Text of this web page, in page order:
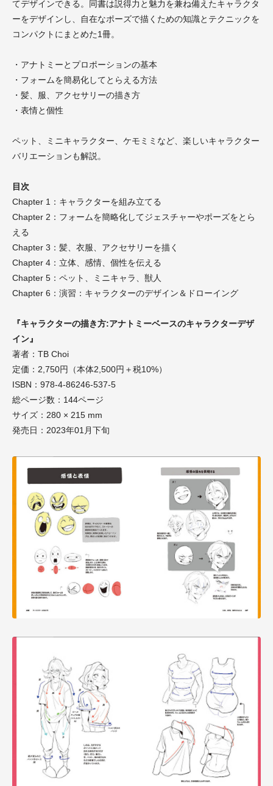
てデザインできる。同書は説得力と魅力を兼ね備えたキャラクタ
ーをデザインし、自在なポーズで描くための知識とテクニックを
コンパクトにまとめた1冊。
・アナトミーとプロポーションの基本
・フォームを簡易化してとらえる方法
・髪、服、アクセサリーの描き方
・表情と個性
ペット、ミニキャラクター、ケモミミなど、楽しいキャラクター
バリエーションも解説。
目次
Chapter 1：キャラクターを組み立てる
Chapter 2：フォームを簡略化してジェスチャーやポーズをとら
える
Chapter 3：髪、衣服、アクセサリーを描く
Chapter 4：立体、感情、個性を伝える
Chapter 5：ペット、ミニキャラ、獣人
Chapter 6：演習：キャラクターのデザイン＆ドローイング
『キャラクターの描き方:アナトミーベースのキャラクターデザ
イン』
著者：TB Choi
定価：2,750円（本体2,500円＋税10%）
ISBN：978-4-86246-537-5
総ページ数：144ページ
サイズ：280 × 215 mm
発売日：2023年01月下旬